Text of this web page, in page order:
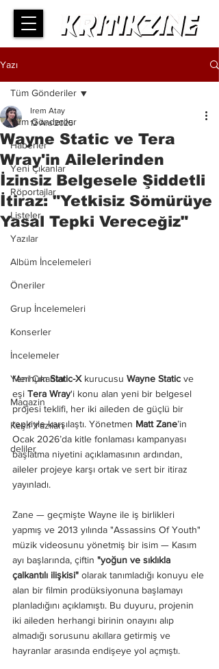
Yazı
Tüm Gönderiler
Haberler
Yeni Çıkanlar
Röportajlar
Listeler
Yazılar
Albüm İncelemeleri
Öneriler
Grup İncelemeleri
Konserler
İncelemeler
Yeni Çıkanlar
Magazin
Keşif Yazıları
deliler
Tüm Gönderiler
Wayne Static ve Tera
Wray'in Ailelerinden
İzinsiz Belgesele Şiddetli
İtiraz: "Yetkisiz Sömürüye
Yasal Tepki Vereceğiz"
Irem Atay
12 Ara 2025
Merhum Static-X kurucusu Wayne Static ve
eşi Tera Wray'i konu alan yeni bir belgesel
projesi teklifi, her iki aileden de güçlü bir
tepkiyle karşılaştı. Yönetmen Matt Zane’in
Ocak 2026’da kitle fonlaması kampanyası
başlatma niyetini açıklamasının ardından,
aileler projeye karşı ortak ve sert bir itiraz
yayınladı.
Zane — geçmişte Wayne ile iş birlikleri
yapmış ve 2013 yılında "Assassins Of Youth"
müzik videosunu yönetmiş bir isim — Kasım
ayı başlarında, çiftin "yoğun ve sıklıkla
çalkantılı ilişkisi" olarak tanımladığı konuyu ele
alan bir filmin prodüksiyonuna başlamayı
planladığını açıklamıştı. Bu duyuru, projenin
iki aileden herhangi birinin onayını alıp
almadığı sorusunu akıllara getirmiş ve
hayranlar arasında endişeye yol açmıştı.